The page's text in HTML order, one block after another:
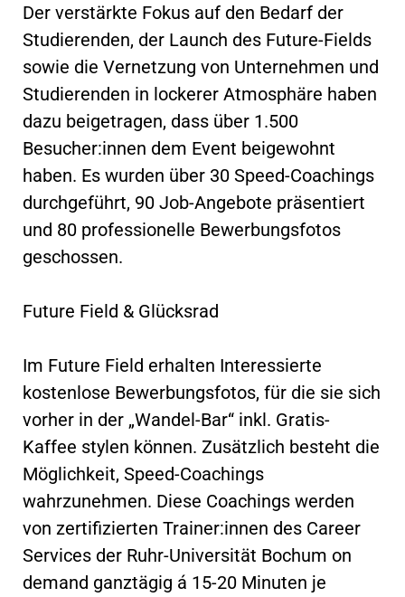
Der verstärkte Fokus auf den Bedarf der
Studierenden, der Launch des Future-Fields
sowie die Vernetzung von Unternehmen und
Studierenden in lockerer Atmosphäre haben
dazu beigetragen, dass über 1.500
Besucher:innen dem Event beigewohnt
haben. Es wurden über 30 Speed-Coachings
durchgeführt, 90 Job-Angebote präsentiert
und 80 professionelle Bewerbungsfotos
geschossen.
Future Field & Glücksrad
Im Future Field erhalten Interessierte
kostenlose Bewerbungsfotos, für die sie sich
vorher in der „Wandel-Bar“ inkl. Gratis-
Kaffee stylen können. Zusätzlich besteht die
Möglichkeit, Speed-Coachings
wahrzunehmen. Diese Coachings werden
von zertifizierten Trainer:innen des Career
Services der Ruhr-Universität Bochum on
demand ganztägig á 15-20 Minuten je